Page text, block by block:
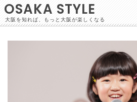
OSAKA STYLE
大阪を知れば、もっと大阪が楽しくなる